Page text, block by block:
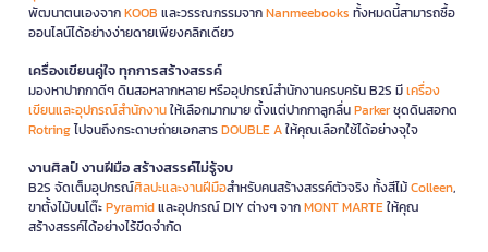
พัฒนาตนเองจากKOOB และวรรณกรรมจากNanmeebooks ทั้งหมดนี้สามารถซื้อ
ออนไลน์ได้อย่างง่ายดายเพียงคลิกเดียว
เครื่องเขียนคู่ใจ ทุกการสร้างสรรค์
มองหาปากกาดีๆ ดินสอหลากหลาย หรืออุปกรณ์สำนักงานครบครัน B2S มีเครื่อง
เขียนและอุปกรณ์สำนักงานให้เลือกมากมาย ตั้งแต่ปากกาลูกลื่นParkerชุดดินสอกด
Rotringไปจนถึงกระดาษถ่ายเอกสารDOUBLE Aให้คุณเลือกใช้ได้อย่างจุใจ
งานศิลป์ งานฝีมือ สร้างสรรค์ไม่รู้จบ
B2S จัดเต็มอุปกรณ์ศิลปะและงานฝีมือสำหรับคนสร้างสรรค์ตัวจริง ทั้งสีไม้Colleen,
ขาตั้งไม้บนโต๊ะPyramidและอุปกรณ์ DIY ต่างๆ จากMONT MARTEให้คุณ
สร้างสรรค์ได้อย่างไร้ขีดจำกัด